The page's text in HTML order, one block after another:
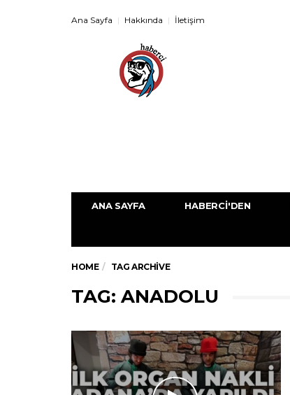
Ana Sayfa Hakkında İletişim
ANA SAYFA HABERCI'DEN
HOME TAG ARCHIVE
TAG: ANADOLU